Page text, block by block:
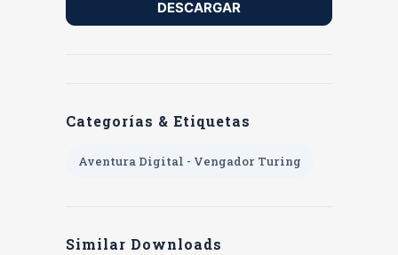
DESCARGAR
Categorías & Etiquetas
Aventura Digital - Vengador Turing
Similar Downloads